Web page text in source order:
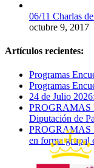
06/11 Charlas
octubre 9, 2017
Artículos recientes:
Programas
Programas
24 de Julio
PROGRAMAS
Diputación de
PROGRAMAS
en forma grupal